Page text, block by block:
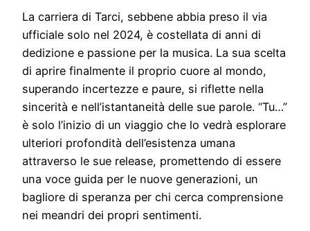
La carriera di Tarci, sebbene abbia preso il via
ufficiale solo nel 2024, è costellata di anni di
dedizione e passione per la musica. La sua scelta
di aprire finalmente il proprio cuore al mondo,
superando incertezze e paure, si riflette nella
sincerità e nell’istantaneità delle sue parole. “Tu…”
è solo l’inizio di un viaggio che lo vedrà esplorare
ulteriori profondità dell’esistenza umana
attraverso le sue release, promettendo di essere
una voce guida per le nuove generazioni, un
bagliore di speranza per chi cerca comprensione
nei meandri dei propri sentimenti.